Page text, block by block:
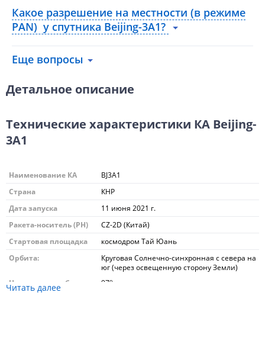
Какое разрешение на местности (в режиме
PAN) у спутника Beijing-3A1?
Еще вопросы
Детальное описание
Технические характеристики КА Beijing-
3A1
Наименование КА BJ3A1
Страна КНР
Дата запуска 11 июня 2021 г.
Ракета-носитель (РН) CZ-2D (Китай)
Стартовая площадка космодром Тай Юань
Орбита:
Круговая Солнечно-синхронная с севера на
юг (через освещенную сторону Земли)
Наклонение орбиты 97о
Читать далее